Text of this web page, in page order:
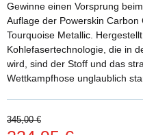
Gewinne einen Vorsprung
Auflage der Powerskin
Tourquoise Metallic.
Kohlefasertechnologie, die in
wird, sind der Stoff und das
Wettkampfhose unglaublich
345,00 €